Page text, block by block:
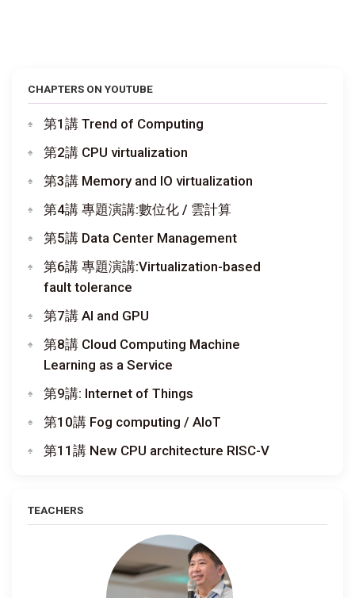
CHAPTERS ON YOUTUBE
第1講 Trend of Computing
第2講 CPU virtualization
第3講 Memory and IO virtualization
第4講 專題演講:數位化 / 雲計算
第5講 Data Center Management
第6講 專題演講:Virtualization-based
fault tolerance
第7講 AI and GPU
第8講 Cloud Computing Machine
Learning as a Service
第9講: Internet of Things
第10講 Fog computing / AIoT
第11講 New CPU architecture RISC-V
TEACHERS